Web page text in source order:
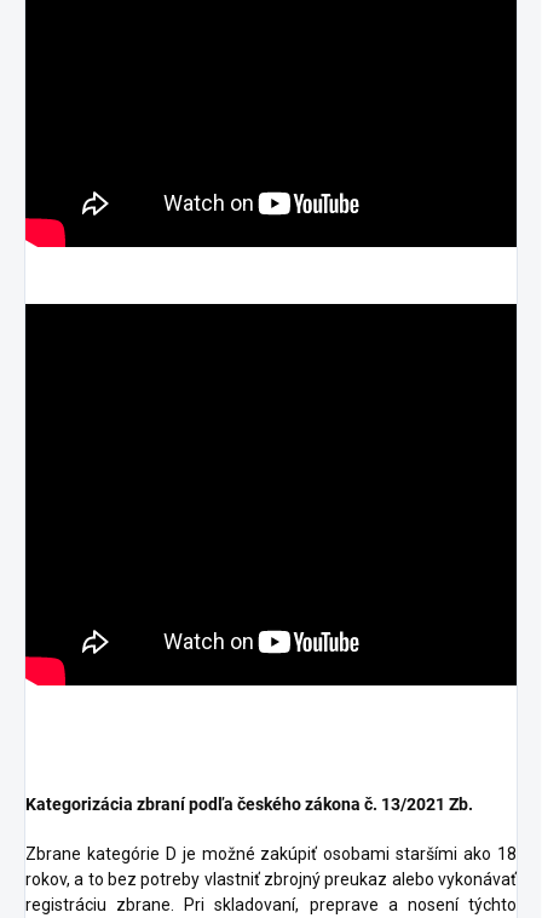
Kategorizácia zbraní podľa českého zákona č. 13/2021 Zb.
Zbrane kategórie D je možné zakúpiť osobami staršími ako 18
rokov, a to bez potreby vlastniť zbrojný preukaz alebo vykonávať
registráciu zbrane. Pri skladovaní, preprave a nosení týchto